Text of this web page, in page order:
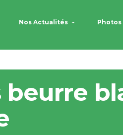
Nos Actualités Photos
beurre